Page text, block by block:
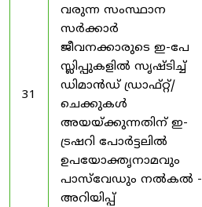
31
വരുന്ന സംസ്ഥാന
സർക്കാർ
ജീവനക്കാരുടെ ഇ-പേ
സ്ലിപ്പുകളിൽ സൃഷ്ടിച്ച്
ഡിമാൻഡ് ഡ്രാഫ്റ്റ്/
ചെക്കുകൾ
അയയ്ക്കുന്നതിന് ഇ-
ട്രഷറി പോർട്ടലിൽ
ഉപയോക്തൃനാമവും
പാസ്‌വേഡും നൽകൽ -
അറിയിപ്പ്